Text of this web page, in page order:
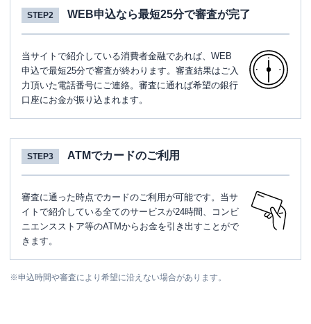
STEP2 WEB申込なら最短25分で審査が完了
当サイトで紹介している消費者金融であれば、WEB
申込で最短25分で審査が終わります。審査結果はご入
力頂いた電話番号にご連絡。審査に通れば希望の銀行
口座にお金が振り込まれます。
STEP3 ATMでカードのご利用
審査に通った時点でカードのご利用が可能です。当サ
イトで紹介している全てのサービスが24時間、コンビ
ニエンスストア等のATMからお金を引き出すことがで
きます。
※申込時間や審査により希望に沿えない場合があります。